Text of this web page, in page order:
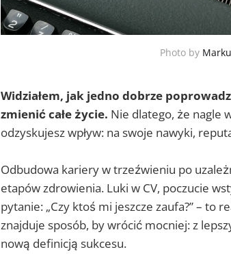
Photo by
Widziałem, jak jedno dobrze
zmienić całe życie. Nie dlatego, że nagle
odzyskujesz wpływ: na swoje nawyki,
Odbudowa kariery w trzeźwieniu po
etapów zdrowienia. Luki w CV, poczucie
pytanie: „Czy ktoś mi jeszcze zaufa?” – to
znajduje sposób, by wrócić mocniej: z
nową definicją sukcesu.